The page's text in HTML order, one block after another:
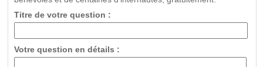
Titre de votre question :
Votre question en détails :